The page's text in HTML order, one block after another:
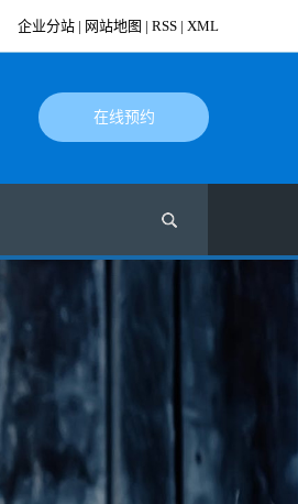
企业分站 | 网站地图 | RSS | XML
在线预约